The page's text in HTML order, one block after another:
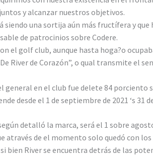
y alcanzar nuestros objetivos.
siendo una sortija aún más fructífera y
de patrocinios sobre Codere.
el golf club, aunque hasta hoga?o
River de Corazón”, o qual transmite el
general en el club fue delete 84 porciento
desde el 1 de septiembre de 2021 ‘s 31
detalló la marca, será el 1 sobre
através de el momento solo quedó con
bien River se encuentra detrás de las